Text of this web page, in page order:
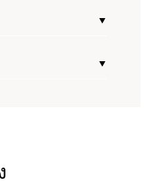
ป่าตอง - MGallery